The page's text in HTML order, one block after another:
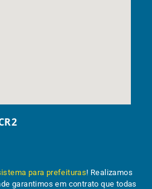
para prefeituras! Realizamos
garantimos em contrato que todas